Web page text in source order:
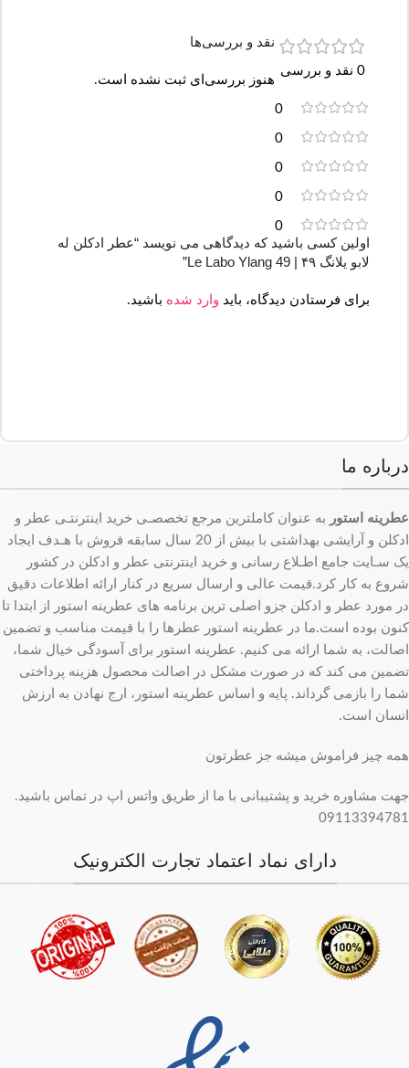
0 نقد و بررسی
0
0
0
0
0
نقد و بررسی‌ها
هنوز بررسی‌ای ثبت نشده است.
اولین کسی باشید که دیدگاهی می نویسد “عطر ادکلن له
لابو یلانگ ۴۹ | Le Labo Ylang 49”
برای فرستادن دیدگاه، باید وارد شده باشید.
درباره ما
عطرینه استور به عنوان کاملترین مرجع تخصصـی خرید اینترنتـی عطر و
ادکلن و آرایشی بهداشتی با بیش از 20 سال سابقه فروش با هـدف ایجاد
یک سـایت جامع اطـلاع رسانی و خرید اینترنتی عطر و ادکلن در کشور
شروع به کار کرد.قیمت عالی و ارسال سریع در کنار ارائه اطلاعات دقیق
در مورد عطر و ادکلن جزو اصلی ترین برنامه های عطرینه استور از ابتدا تا
کنون بوده است.ما در عطرینه استور عطرها را با قیمت مناسب و تضمین
اصالت، به شما ارائه می کنیم. عطرینه استور برای آسودگی خیال شما،
تضمین می کند که در صورت مشکل در اصالت محصول هزینه پرداختی
شما را بازمی گرداند. پایه و اساس عطرینه استور، ارج نهادن به ارزش
انسان است.
همه چیز فراموش میشه جز عطرتون
جهت مشاوره خرید و پشتیبانی با ما از طریق واتس اپ در تماس باشید.
09113394781
دارای نماد اعتماد تجارت الکترونیک